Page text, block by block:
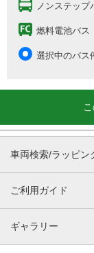
ノンステップ
燃料電池バス
選択中のバス
車両検索/ラッピン
ご利用ガイド
ギャラリー